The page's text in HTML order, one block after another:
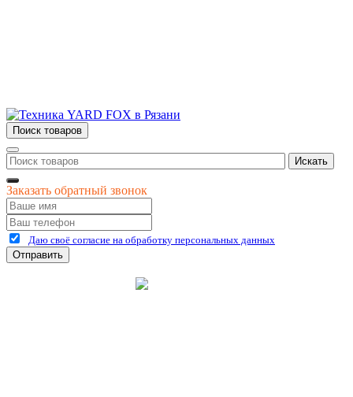
Поиск товаров
Искать
Заказать обратный звонок
Даю своё согласие на обработку персональных данных
Отправить